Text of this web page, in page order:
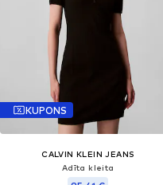
KUPONS
CALVIN KLEIN JEANS
Adīta kleita